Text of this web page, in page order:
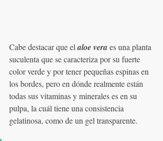
Cabe destacar que el aloe vera es una planta
suculenta que se caracteriza por su fuerte
color verde y por tener pequeñas espinas en
los bordes, pero en dónde realmente están
todas sus vitaminas y minerales es en su
pulpa, la cuál tiene una consistencia
gelatinosa, como de un gel transparente.